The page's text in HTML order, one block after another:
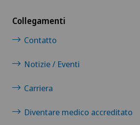
Collegamenti
Contatto
Notizie / Eventi
Carriera
Diventare medico accreditato